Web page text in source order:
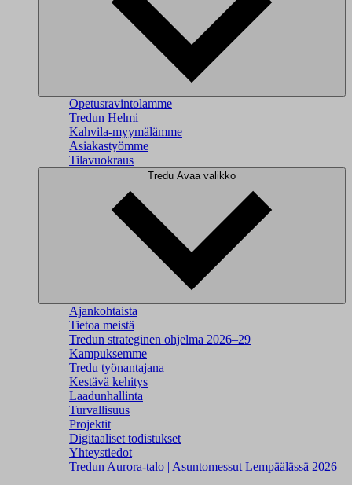
Opetusravintolamme
Tredun Helmi
Kahvila-myymälämme
Asiakastyömme
Tilavuokraus
Tredu Avaa valikko
Ajankohtaista
Tietoa meistä
Tredun strateginen ohjelma 2026–29
Kampuksemme
Tredu työnantajana
Kestävä kehitys
Laadunhallinta
Turvallisuus
Projektit
Digitaaliset todistukset
Yhteystiedot
Tredun Aurora-talo | Asuntomessut Lempäälässä 2026